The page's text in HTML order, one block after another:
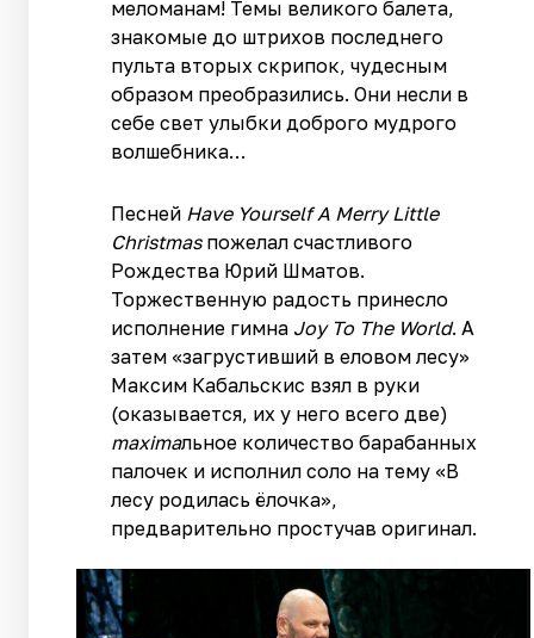
меломанам! Темы великого балета,
знакомые до штрихов последнего
пульта вторых скрипок, чудесным
образом преобразились. Они несли в
себе свет улыбки доброго мудрого
волшебника…
Песней Have Yourself A Merry Little
Christmasпожелал счастливого
Рождества Юрий Шматов.
Торжественную радость принесло
исполнение гимна Joy To The World. А
затем «загрустивший в еловом лесу»
Максим Кабальскис взял в руки
(оказывается, их у него всего две)
maximальное количество барабанных
палочек и исполнил соло на тему «В
лесу родилась ёлочка»,
предварительно простучав оригинал.